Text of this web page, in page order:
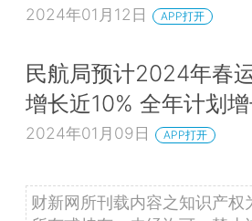
2024年01月12日 APP打开
民航局预计2024年春
增长近10% 全年计划增
2024年01月09日 APP打开
财新网所刊载内容之知识产